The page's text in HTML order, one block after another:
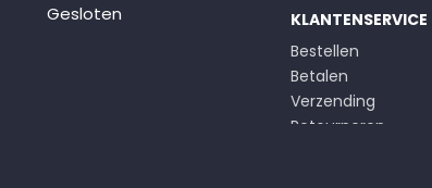
Gesloten
KLANTENSERVICE
Bestellen
Betalen
Verzending
Retourneren